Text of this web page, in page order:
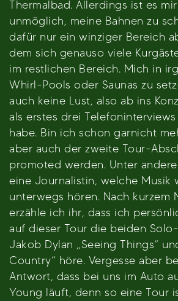
Thermalbad. Allerdings ist es
unmöglich, meine Bahnen zu
dafür nur ein winziger Bereich
dem sich genauso viele
im restlichen Bereich. Mich in
Whirl-Pools oder Saunas zu
auch keine Lust, also ab ins
als erstes drei
habe. Bin ich schon garnicht
aber auch der zweite Tour-
promoted werden. Unter
eine Journalistin, welche Musik
unterwegs hören. Nach kurzem
erzähle ich ihr, dass ich
auf dieser Tour die beiden
Jakob Dylan „Seeing Things“
Country“ höre. Vergesse aber
Antwort, dass bei uns im Auto
Young läuft, denn so eine Tour